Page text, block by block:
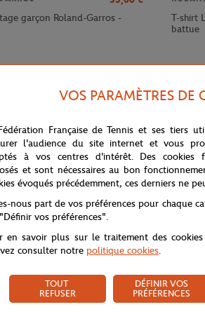
garçon Roland-Garros -
T-shirt
battue
Garros. Il se portera aussi bien à la
VOS PARAMÈTRES DE
Française de Tennis et ses tiers
l'audience du site internet et vous
à vos centres d'intérêt. Des cookies
et sont nécessaires au bon
évoqués précédemment, ces derniers ne
nous part de vos préférences pour chaque
vos préférences".
en savoir plus sur le traitement des
consulter notre politique cookies.
TOUT
REFUSER
DÉFINIR VOS
PRÉFÉRENCES